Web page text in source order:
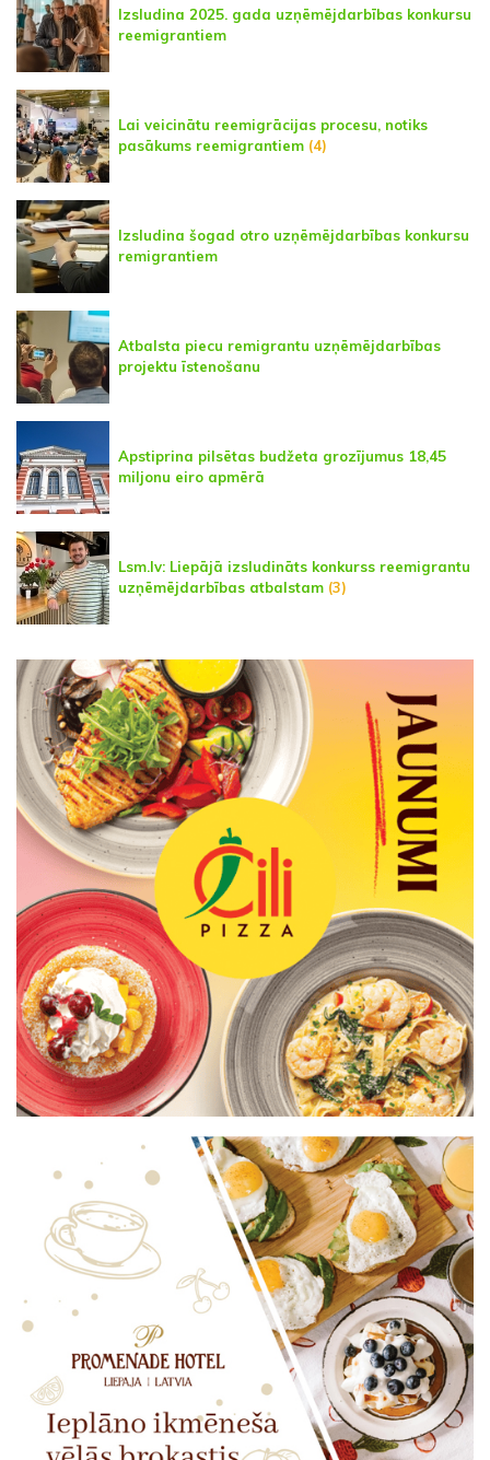
Izsludina 2025. gada uzņēmējdarbības konkursu
reemigrantiem
Lai veicinātu reemigrācijas procesu, notiks
pasākums reemigrantiem (4)
Izsludina šogad otro uzņēmējdarbības konkursu
remigrantiem
Atbalsta piecu remigrantu uzņēmējdarbības
projektu īstenošanu
Apstiprina pilsētas budžeta grozījumus 18,45
miljonu eiro apmērā
Lsm.lv: Liepājā izsludināts konkurss reemigrantu
uzņēmējdarbības atbalstam (3)